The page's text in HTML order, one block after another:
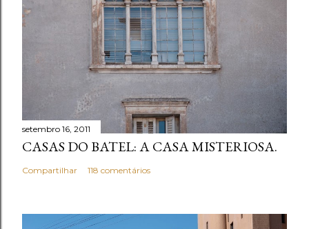
setembro 16, 2011
CASAS DO BATEL: A CASA MISTERIOSA.
Compartilhar 118 comentários